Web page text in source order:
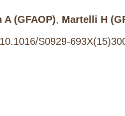
A (GFAOP), Martelli H
S0929-